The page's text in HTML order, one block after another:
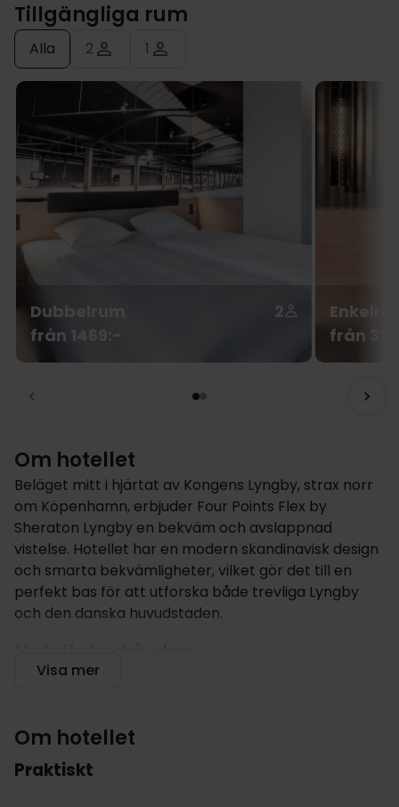
Tillgängliga rum
Alla 2 1
Dubbelrum
2
från 1469:-
från
Om hotellet
Beläget mitt i hjärtat av Kongens Lyngby, strax norr
om Köpenhamn, erbjuder Four Points Flex by
Sheraton Lyngby en bekväm och avslappnad
vistelse. Hotellet har en modern skandinavisk design
och smarta bekvämligheter, vilket gör det till en
perfekt bas för att utforska både trevliga Lyngby
och den danska huvudstaden.
Four Points Flex by Sheraton Lyngby är utformat
dagen med en generös frukostbuffé i den ljusa
matsalen och koppla av i den mysiga loungen med
Visa mer
Om hotellet
Praktiskt